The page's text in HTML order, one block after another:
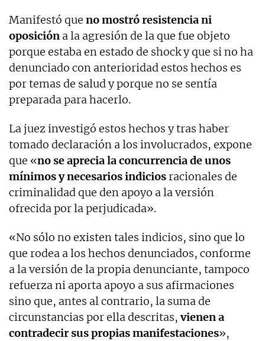
Manifestó que no mostró resistencia ni
oposición a la agresión de la que fue objeto
porque estaba en estado de shock y que si no ha
denunciado con anterioridad estos hechos es
por temas de salud y porque no se sentía
preparada para hacerlo.
La juez investigó estos hechos y tras haber
tomado declaración a los involucrados, expone
que «no se aprecia la concurrencia de unos
mínimos y necesarios indiciosracionales de
criminalidad que den apoyo a la versión
ofrecida por la perjudicada».
«No sólo no existen tales indicios, sino que lo
que rodea a los hechos denunciados, conforme
a la versión de la propia denunciante, tampoco
refuerza ni aporta apoyo a sus afirmaciones
sino que, antes al contrario, la suma de
circunstancias por ella descritas,vienen a
contradecir sus propias manifestaciones»,